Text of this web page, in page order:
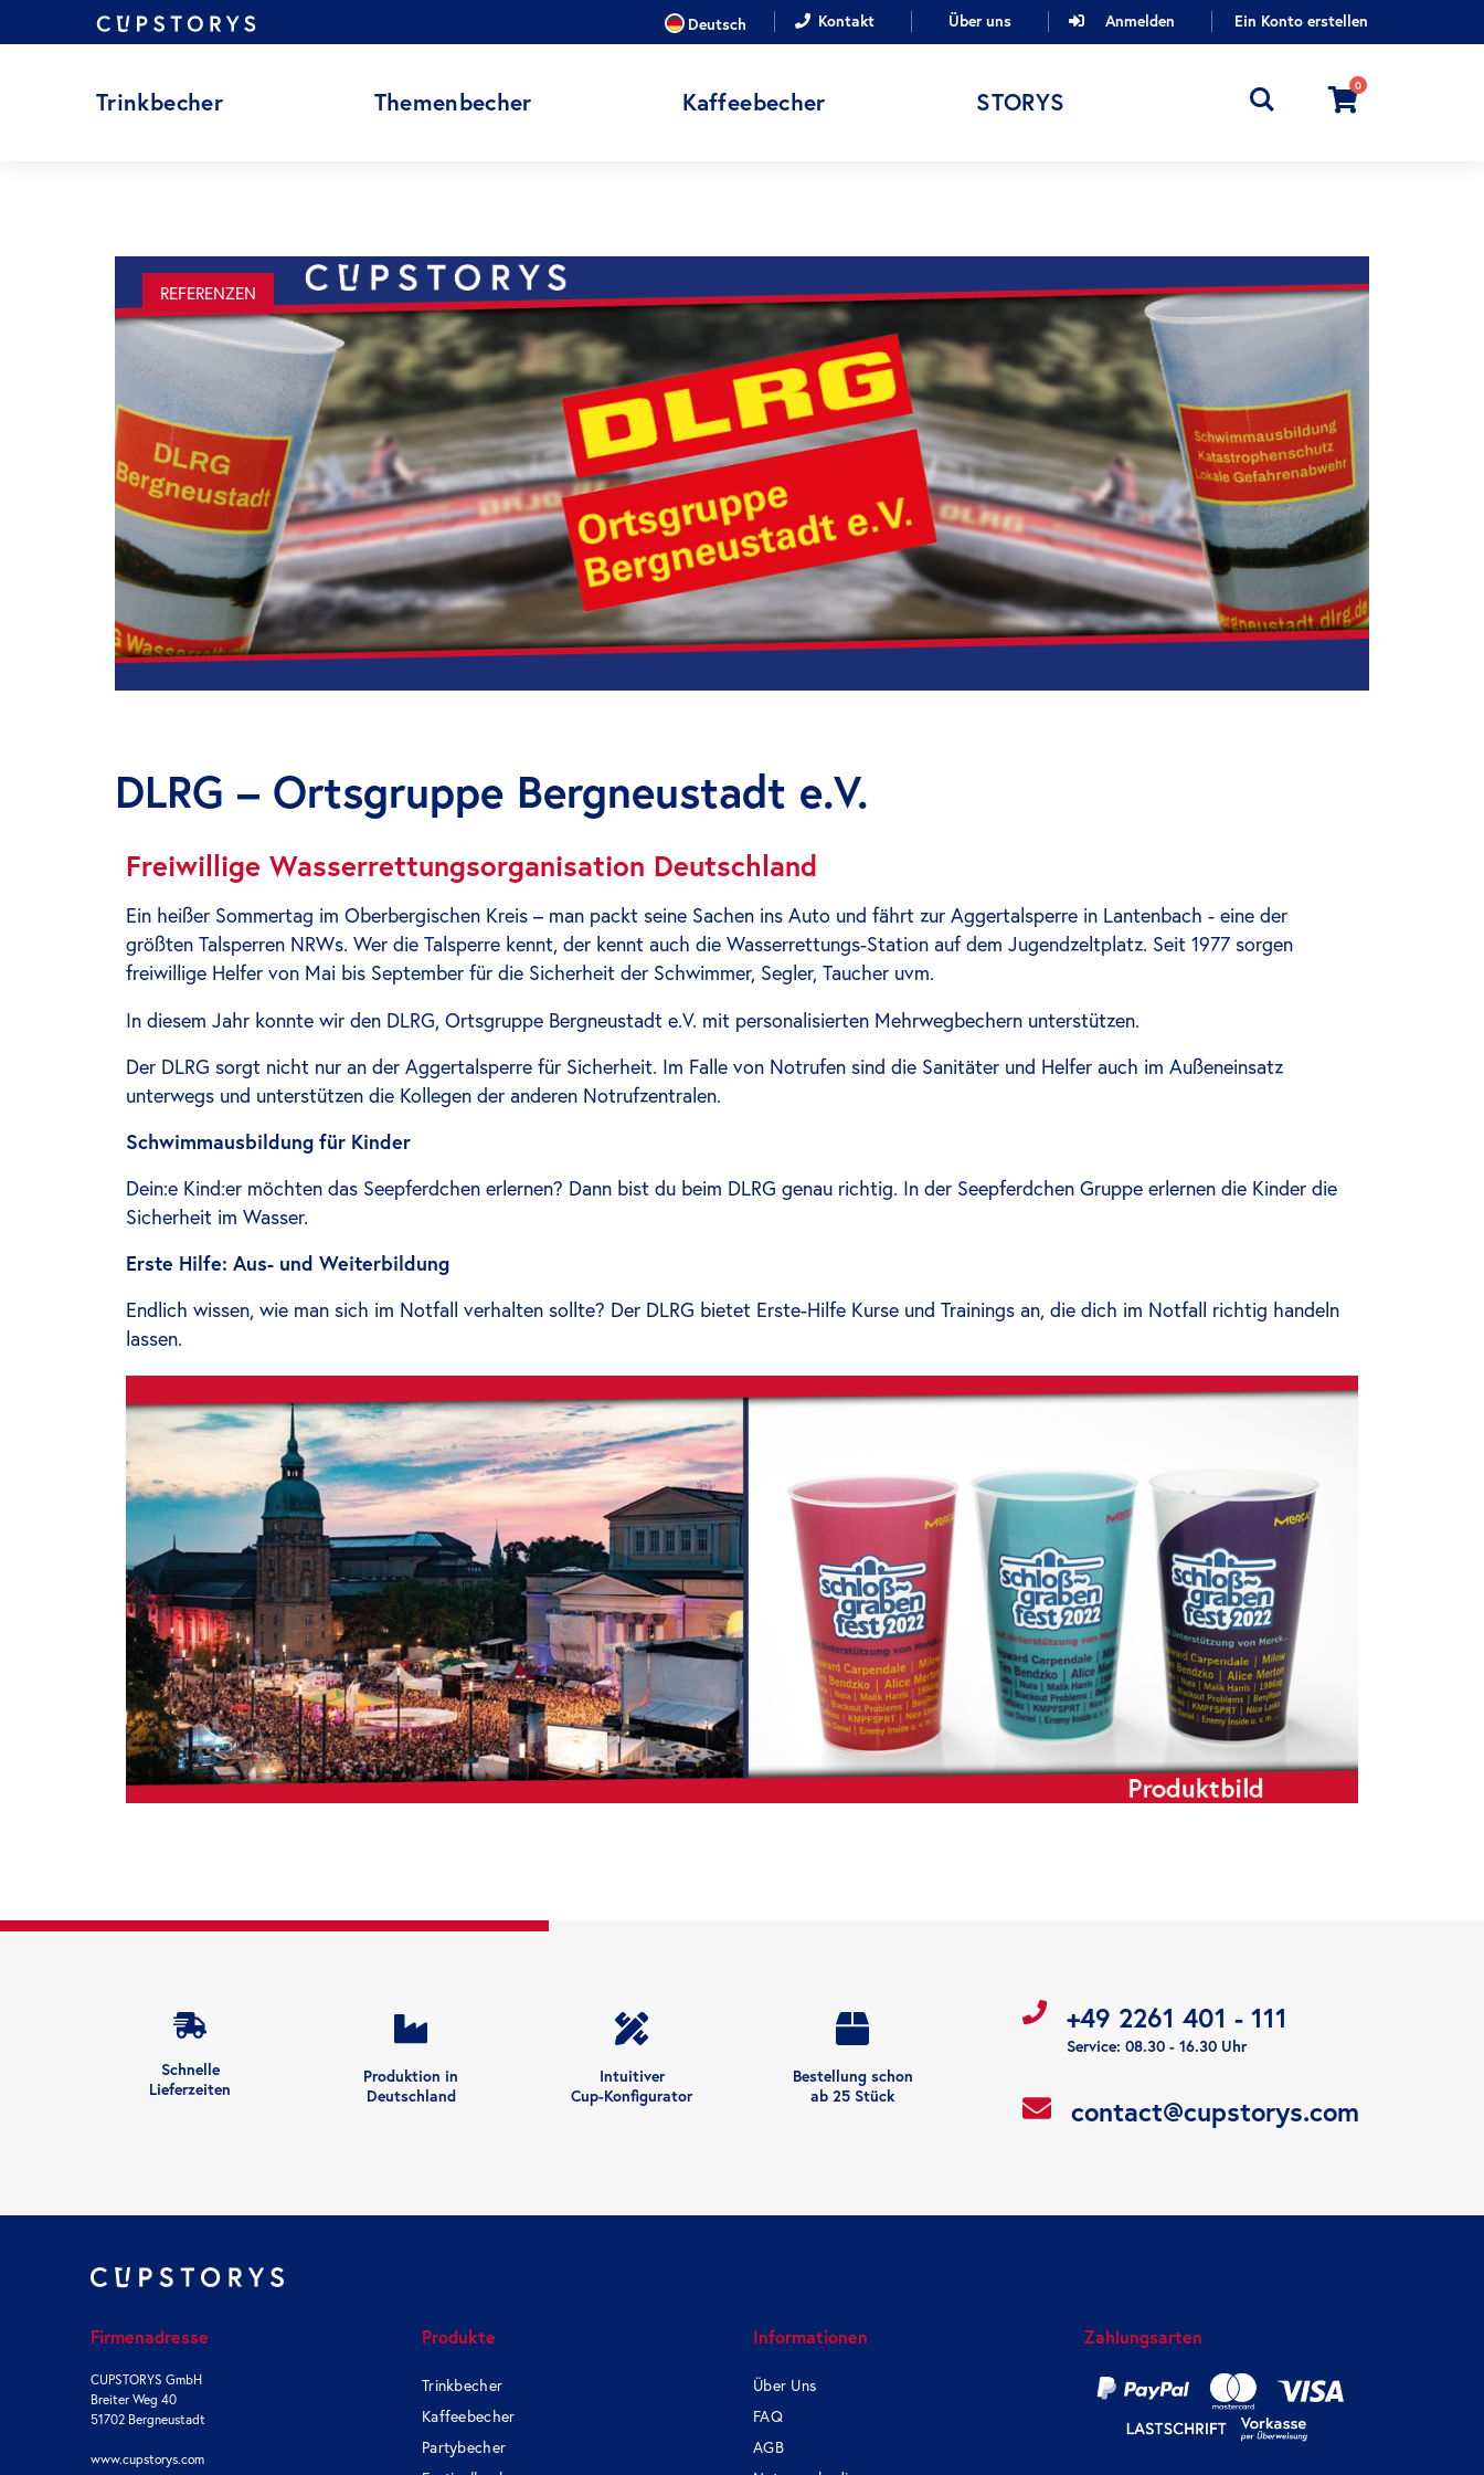
Zum
Inhalt
SPRACHEDeutsch Kontakt Über uns Anmelden Ein Konto erstellen
Cart
0
Trinkbecher Themenbecher Kaffeebecher STORYS
REFERENZEN
DLRG – Ortsgruppe Bergneustadt e.V.
Freiwillige Wasserrettungsorganisation Deutschland
Ein heißer Sommertag im Oberbergischen Kreis – man packt seine Sachen ins Auto und fährt zur Aggertalsperre in Lantenbach - eine der
größten Talsperren NRWs. Wer die Talsperre kennt, der kennt auch die Wasserrettungs-Station auf dem Jugendzeltplatz. Seit 1977 sorgen
freiwillige Helfer von Mai bis September für die Sicherheit der Schwimmer, Segler, Taucher uvm.
In diesem Jahr konnte wir den DLRG, Ortsgruppe Bergneustadt e.V. mit personalisierten Mehrwegbechern unterstützen.
Der DLRG sorgt nicht nur an der Aggertalsperre für Sicherheit. Im Falle von Notrufen sind die Sanitäter und Helfer auch im Außeneinsatz
unterwegs und unterstützen die Kollegen der anderen Notrufzentralen.
Schwimmausbildung für Kinder
Dein:e Kind:er möchten das Seepferdchen erlernen? Dann bist du beim DLRG genau richtig. In der Seepferdchen Gruppe erlernen die Kinder die
Sicherheit im Wasser.
Erste Hilfe: Aus- und Weiterbildung
Endlich wissen, wie man sich im Notfall verhalten sollte? Der DLRG bietet Erste-Hilfe Kurse und Trainings an, die dich im Notfall richtig handeln
lassen.
Schnelle
Lieferzeiten
Produktion in
Deutschland
Intuitiver
Cup-Konfigurator
Bestellung schon
ab 25 Stück
+49 2261 401 - 111
Service: 08.30 - 16.30 Uhr
contact@cupstorys.com
Firmenadresse
CUPSTORYS GmbH
Breiter Weg 40
51702 Bergneustadt
www.cupstorys.com
Produkte
Trinkbecher
Kaffeebecher
Partybecher
Informationen
Über Uns
FAQ
AGB
Zahlungsarten